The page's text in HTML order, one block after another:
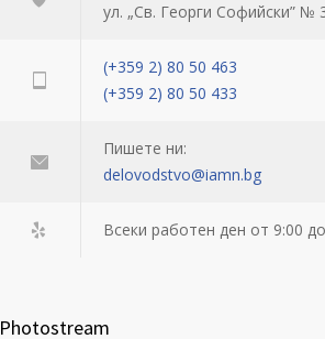
ул. „Св. Георги Софийски” №
(+359 2) 80 50 463
(+359 2) 80 50 433
Пишете ни:
delovodstvo@iamn.bg
Всеки работен ден от 9:00
Photostream